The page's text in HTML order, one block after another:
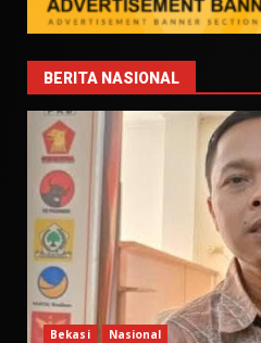
BERITA NASIONAL
Bekasi Nasional